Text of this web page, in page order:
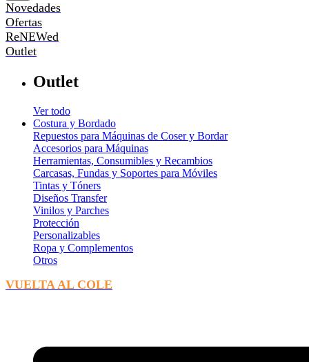
Novedades
Ofertas
ReNEWed
Outlet
Outlet
Ver todo
Costura y Bordado
Repuestos para Máquinas de Coser y Bordar
Accesorios para Máquinas
Herramientas, Consumibles y Recambios
Carcasas, Fundas y Soportes para Móviles
Tintas y Tóners
Diseños Transfer
Vinilos y Parches
Protección
Personalizables
Ropa y Complementos
Otros
VUELTA AL COLE